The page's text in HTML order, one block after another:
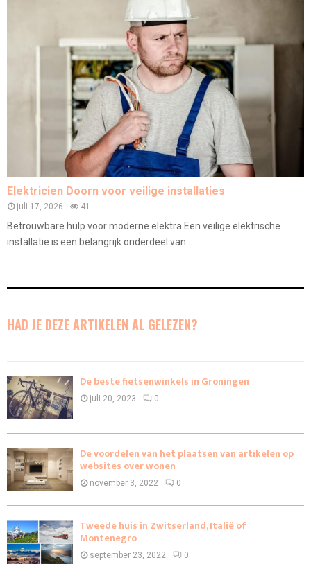
Elektricien Doorn voor veilige installaties
juli 17, 2026 41
Betrouwbare hulp voor moderne elektra Een veilige elektrische
installatie is een belangrijk onderdeel van...
HAD JE DEZE ARTIKELEN AL GELEZEN?
De beste fietsenwinkels in Groningen
juli 20, 2023 0
De voordelen van het plaatsen van artikelen op
websites over wonen
november 3, 2022 0
Tweede huis in Zwitserland, Italië of
Montenegro
september 23, 2022 0